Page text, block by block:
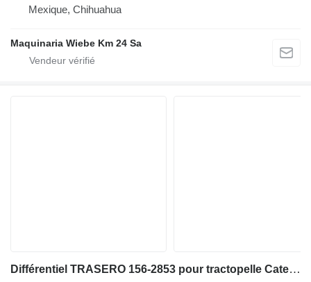
Mexique, Chihuahua
Maquinaria Wiebe Km 24 Sa
Différentiel TRASERO 156-2853 pour tractopelle Caterpillar 426C